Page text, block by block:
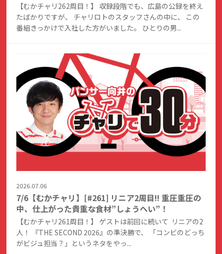
【むかチャリ262周目！】 収録段階でも、広島の公録を終え
たばかりですが、 チャリロトのスタッフさんの中に、 この
番組きっかけで入社した方がいました。 ひとりの男...
2026.07.06
7/6【むかチャリ】[#261] リニア2周目!! 重圧重圧の
中、仕上がった貴重な食材”しょうへい”！
【むかチャリ261周目！】 ゲストは前回に続いて リニアの2
人！ 『THE SECOND 2026』の準決勝で、 「コンビのどっち
がビジュ担当？」というネタをやっ...